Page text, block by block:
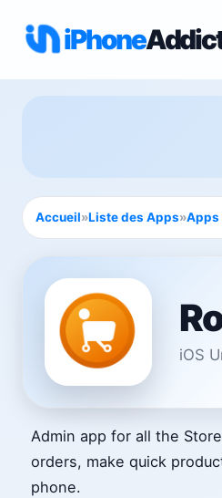
iPhone
Accueil»Liste des Apps»Apps
iOS
Admin app for all the
orders, make quick
phone.